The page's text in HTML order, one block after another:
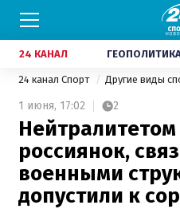
24 КАНАЛ
24 канал Спорт Другие виды
1 июня, 17:02 2
россиянок,
военными
допустили к